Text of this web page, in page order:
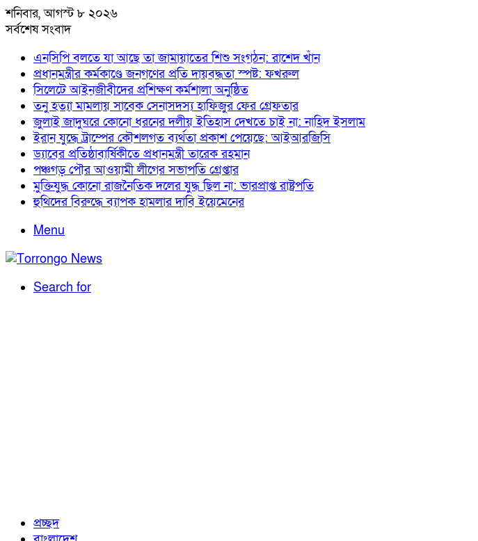
শনিবার, আগস্ট ৮ ২০২৬
সর্বশেষ সংবাদ
এনসিপি বলতে যা আছে তা জামায়াতের শিশু সংগঠন: রাশেদ খাঁন
প্রধানমন্ত্রীর কর্মকাণ্ডে জনগণের প্রতি দায়বদ্ধতা স্পষ্ট: ফখরুল
সিলেটে আইনজীবীদের প্রশিক্ষণ কর্মশালা অনুষ্ঠিত
তনু হত্যা মামলায় সাবেক সেনাসদস্য হাফিজুর ফের গ্রেফতার
জুলাই জাদুঘরে কোনো ধরনের দলীয় ইতিহাস দেখতে চাই না: নাহিদ ইসলাম
ইরান যুদ্ধে ট্রাম্পের কৌশলগত ব্যর্থতা প্রকাশ পেয়েছে: আইআরজিসি
ড্যাবের প্রতিষ্ঠাবার্ষিকীতে প্রধানমন্ত্রী তারেক রহমান
পঞ্চগড় পৌর আওয়ামী লীগের সভাপতি গ্রেপ্তার
মুক্তিযুদ্ধ কোনো রাজনৈতিক দলের যুদ্ধ ছিল না: ভারপ্রাপ্ত রাষ্ট্রপতি
হুথিদের বিরুদ্ধে ব্যাপক হামলার দাবি ইয়েমেনের
Menu
Search for
প্রচ্ছদ